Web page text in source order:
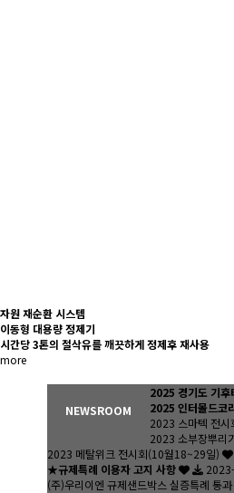
자원 재순환 시스템
이동형 대용량 정제기
시간당 3톤의 절삭유를 깨끗하게 정제후 재사용
more
NEWSROOM
2025 경기도 기
2025 인터몰드
2023 스마텍 전
2023 소부장뿌리
2023 메탈위크 전시회(10월18~29일)
★규제특례 이용자 고지 사항
(주)우리이엔 규제샌드박스 실증특례 통과